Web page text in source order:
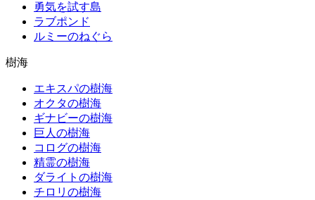
勇気を試す島
ラブポンド
ルミーのねぐら
樹海
エキスパの樹海
オクタの樹海
ギナビーの樹海
巨人の樹海
コログの樹海
精霊の樹海
ダライトの樹海
チロリの樹海